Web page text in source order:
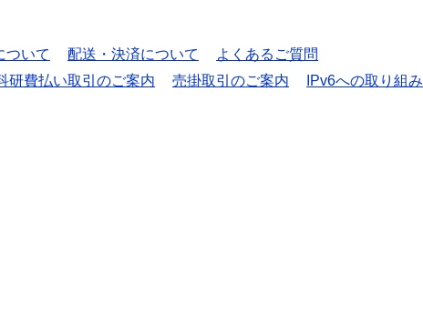
ついて 配送・決済について
よくあるご質問
研費払い取引のご案内 売掛取引のご案内
IPv6への取り組み